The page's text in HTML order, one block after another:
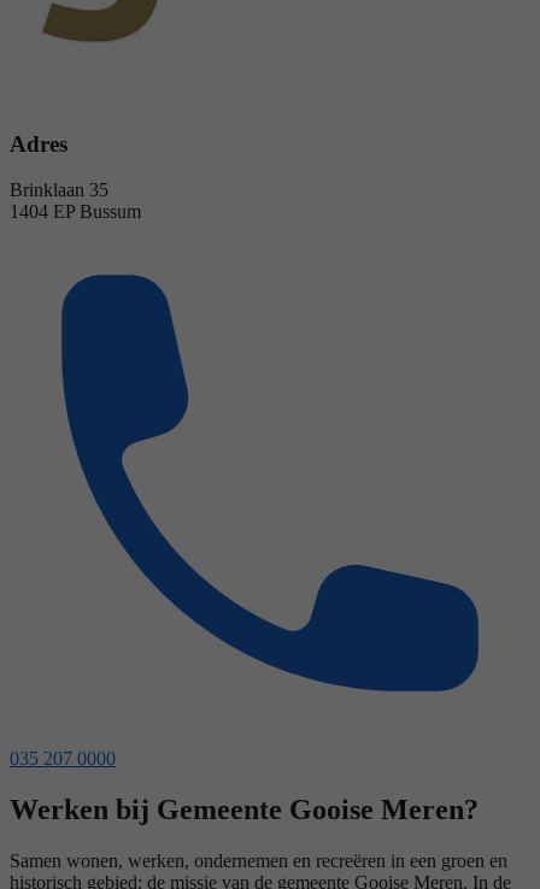
Adres
Brinklaan 35
1404 EP Bussum
035 207 0000
Werken bij Gemeente Gooise Meren?
Samen wonen, werken, ondernemen en recreëren in een groen en
historisch gebied: de missie van de gemeente Gooise Meren. In de